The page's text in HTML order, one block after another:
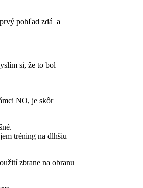
pohľad zdá a
si, že to bol
NO, je skôr
tréning na dlhšiu
zbrane na obranu